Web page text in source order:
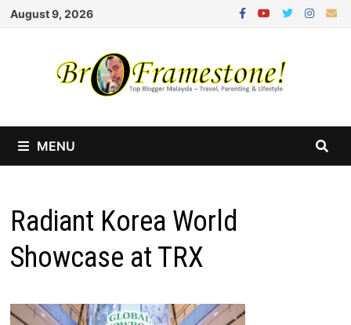
Skip
August 9, 2026
MENU
Radiant Korea World
Showcase at TRX